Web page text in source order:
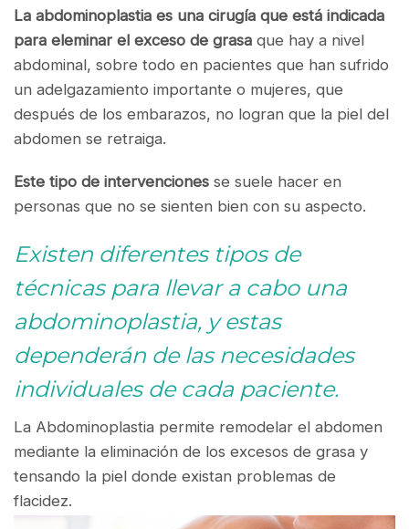
La abdominoplastia es una cirugía que está indicada
para eleminar el exceso de grasa que hay a nivel
abdominal, sobre todo en pacientes que han sufrido
un adelgazamiento importante o mujeres, que
después de los embarazos, no logran que la piel del
abdomen se retraiga.
Este tipo de intervenciones se suele hacer en
personas que no se sienten bien con su aspecto.
Existen diferentes tipos de
técnicas para llevar a cabo una
abdominoplastia, y estas
dependerán de las necesidades
individuales de cada paciente.
La Abdominoplastia permite remodelar el abdomen
mediante la eliminación de los excesos de grasa y
tensando la piel donde existan problemas de
flacidez.